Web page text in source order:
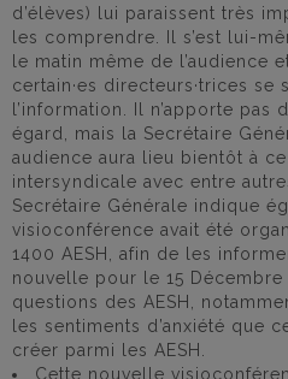
d’élèves) lui paraissent très
les comprendre. Il s’est lui-
le matin même de l’audience
certain·es directeurs·trices se
l’information. Il n’apporte
égard, mais la Secrétaire
audience aura lieu bientôt à
intersyndicale avec entre
Secrétaire Générale indique
visioconférence avait été
1400 AESH, afin de les
nouvelle pour le 15
questions des AESH,
les sentiments d’anxiété que
créer parmi les AESH.
Cette nouvelle